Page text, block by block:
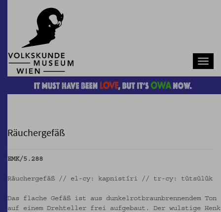
Räuchergefäß
EMK/5.288
Räuchergefäß // el-cy: kapnistíri // tr-cy: tütsülük
Das flache Gefäß ist aus dunkelrotbraunbrennendem Ton
auf einem Drehteller frei aufgebaut. Der wulstige